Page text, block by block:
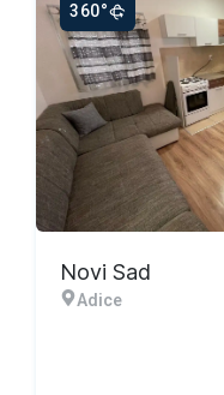
360°
Novi Sad
Adice